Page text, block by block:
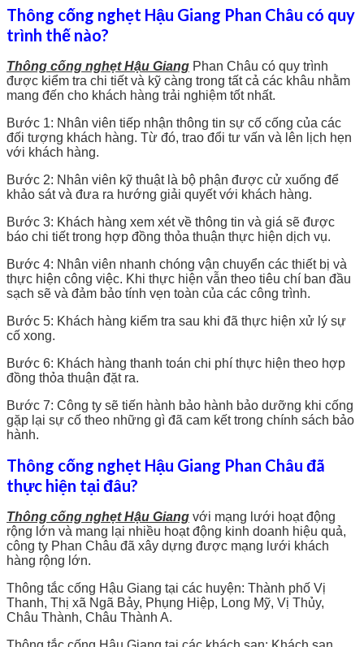
Thông cống nghẹt Hậu Giang Phan Châu có quy
trình thế nào?
Thông cống nghẹt Hậu Giang Phan Châu có quy trình
được kiểm tra chi tiết và kỹ càng trong tất cả các khâu nhằm
mang đến cho khách hàng trải nghiệm tốt nhất.
Bước 1: Nhân viên tiếp nhận thông tin sự cố cống của các
đối tượng khách hàng. Từ đó, trao đổi tư vấn và lên lịch hẹn
với khách hàng.
Bước 2: Nhân viên kỹ thuật là bộ phận được cử xuống để
khảo sát và đưa ra hướng giải quyết với khách hàng.
Bước 3: Khách hàng xem xét về thông tin và giá sẽ được
báo chi tiết trong hợp đồng thỏa thuận thực hiện dịch vụ.
Bước 4: Nhân viên nhanh chóng vận chuyển các thiết bị và
thực hiện công việc. Khi thực hiện vẫn theo tiêu chí ban đầu
sạch sẽ và đảm bảo tính vẹn toàn của các công trình.
Bước 5: Khách hàng kiểm tra sau khi đã thực hiện xử lý sự
cố xong.
Bước 6: Khách hàng thanh toán chi phí thực hiện theo hợp
đồng thỏa thuận đặt ra.
Bước 7: Công ty sẽ tiến hành bảo hành bảo dưỡng khi cống
gặp lại sự cố theo những gì đã cam kết trong chính sách bảo
hành.
Thông cống nghẹt Hậu Giang Phan Châu đã
thực hiện tại đâu?
Thông cống nghẹt Hậu Giang với mạng lưới hoạt động
rộng lớn và mang lại nhiều hoạt động kinh doanh hiệu quả,
công ty Phan Châu đã xây dựng được mạng lưới khách
hàng rộng lớn.
Thông tắc cống Hậu Giang tại các huyện: Thành phố Vị
Thanh, Thị xã Ngã Bảy, Phụng Hiệp, Long Mỹ, Vị Thủy,
Châu Thành, Châu Thành A.